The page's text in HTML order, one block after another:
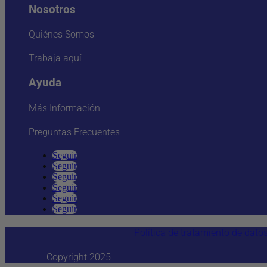
Nosotros
Quiénes Somos
Trabaja aquí
Ayuda
Más Información
Preguntas Frecuentes
Seguir
Seguir
Seguir
Seguir
Seguir
Seguir
Política de tratamiento de
Copyright 2025